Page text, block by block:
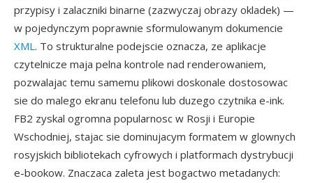
przypisy i zalaczniki binarne (zazwyczaj obrazy okladek) —
w pojedynczym poprawnie sformulowanym dokumencie
XML. To strukturalne podejscie oznacza, ze aplikacje
czytelnicze maja pelna kontrole nad renderowaniem,
pozwalajac temu samemu plikowi doskonale dostosowac
sie do malego ekranu telefonu lub duzego czytnika e-ink.
FB2 zyskal ogromna popularnosc w Rosji i Europie
Wschodniej, stajac sie dominujacym formatem w glownych
rosyjskich bibliotekach cyfrowych i platformach dystrybucji
e-bookow. Znaczaca zaleta jest bogactwo metadanych: